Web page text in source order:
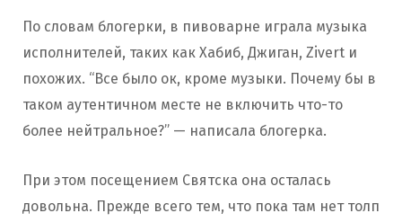
По словам блогерки, в пивоварне играла музыка
исполнителей, таких как Хабиб, Джиган, Zivert и
похожих. “Все было ок, кроме музыки. Почему бы в
таком аутентичном месте не включить что-то
более нейтральное?” — написала блогерка.
При этом посещением Святска она осталась
довольна. Прежде всего тем, что пока там нет толп